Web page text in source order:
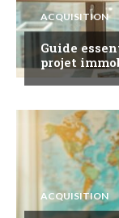
ACQUISITION
Guide
projet
ACQUISITION